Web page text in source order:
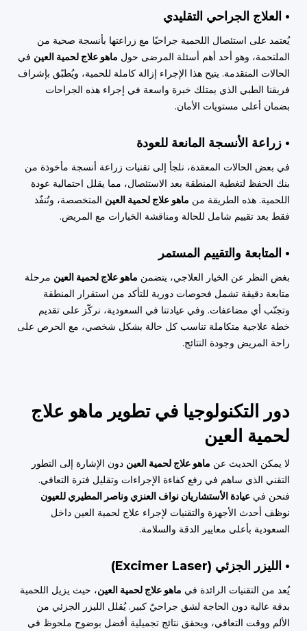
• العلاج الجراحي التقليدي
يُعتمد على استئصال اللحمية جراحيًا مع زراعتها بأنسجة صحية من
الملتحمة، وهو أحد أهم أسئلة المرضى حول ماهو علاج لحمية العين في
الحالات المتقدمة. يتيح هذا الإجراء إزالة كاملة للحمية، ويُطبّق بإشراف
فريقنا الطبي الذي يمتلك خبرة واسعة في إجراء هذه الجراحات
بضمان أعلى مستويات الأمان.
• زراعة الأنسجة المانعة للعودة
في بعض الحالات المعقدة، نلجأ إلى تقنيات زراعة أنسجة مأخوذة من
بنك الحفظ لتغطية المنطقة بعد الاستئصال، مما يقلل احتمالية عودة
اللحمية. هذه الطريقة من ماهو علاج لحمية العين المتخصصة، وتُنفّذ
فقط بعد تقييم شامل للحالة ومناقشة الخيارات مع المريض.
• المتابعة والتقييم المستمر
بغض النظر عن الخيار العلاجي، يتضمن ماهو علاج لحمية العين مرحلة
متابعة دقيقة تشمل فحوصات دورية للتأكد من استقرار المنطقة
وتجنّب أي مضاعفات. وفي عيادتنا في السعودية، نركّز على تقديم
خطة علاجية متكاملة تناسب كل حالة بشكل شخصي، مع الحرص على
راحة المريض وجودة النتائج.
دور التكنولوجيا في تطوير ماهو علاج
لحمية العين
لا يمكن الحديث عن ماهو علاج لحمية العين دون الإشارة إلى التطور
التقني الذي ساهم في رفع كفاءة الإجراءات وتقليل فترة التعافي.
فنحن في عيادة الأستشاريان نواف العنزي وناصر المطيري للعيون
نوظف أحدث الأجهزة والتقنيات لإجراء علاج لحمية العين داخل
السعودية بأعلى معايير الدقة والسلامة.
• الليزر الجزئي (Excimer Laser)
يُعد من التقنيات الرائدة في ماهو علاج لحمية العين، حيث يزيل اللحمية
بدقة عالية دون الحاجة لشق جراحيّ كبير. يُقلل الليزر الجزئي من
الألم ووقت التعافي، ويحقق نتائج تجميلية أفضل بوضوح ملحوظ في